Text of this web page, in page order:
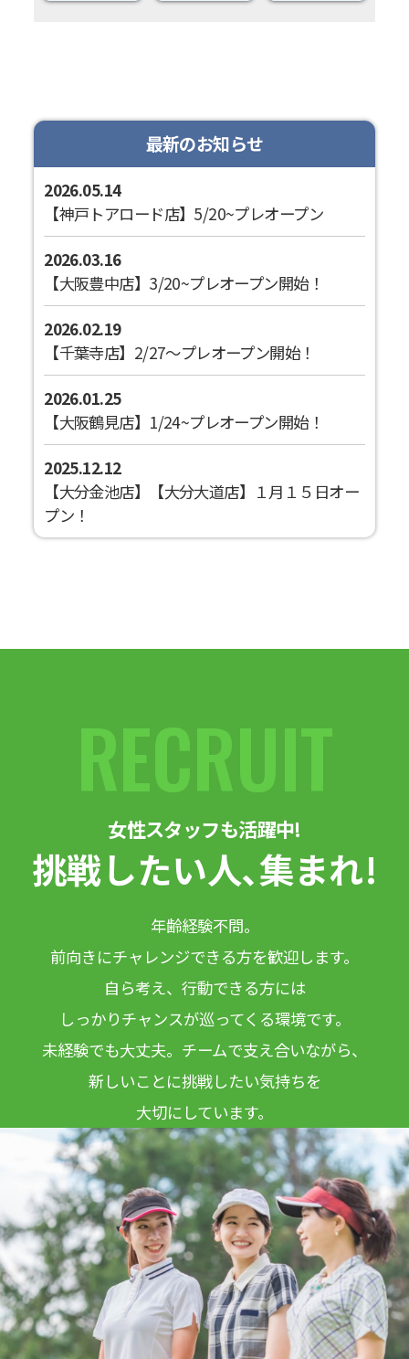
最新のお知らせ
2026.05.14
【神戸トアロード店】5/20~プレオープン
2026.03.16
【大阪豊中店】3/20~プレオープン開始！
2026.02.19
【千葉寺店】2/27～プレオープン開始！
2026.01.25
【大阪鶴見店】1/24~プレオープン開始！
2025.12.12
【大分金池店】【大分大道店】１月１５日オー
プン！
RECRUIT
女性スタッフも活躍中!
挑戦したい人､集まれ!
年齢経験不問。
前向きにチャレンジできる方を歓迎します。
自ら考え、行動できる方には
しっかりチャンスが巡ってくる環境です。
未経験でも大丈夫。チームで支え合いながら、
新しいことに挑戦したい気持ちを
大切にしています。